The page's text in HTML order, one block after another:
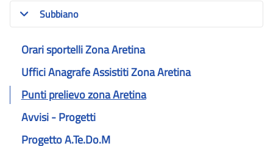
Orari sportelli Zona Aretina
Uffici Anagrafe Assistiti Zona Aretina
Punti prelievo zona Aretina
Avvisi - Progetti
Progetto A.Te.Do.M
Subbiano